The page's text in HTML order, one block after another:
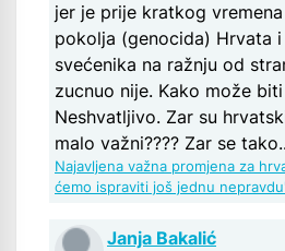
jer je prije kratkog
pokolja (genocida) Hrvata
svećenika na ražnju od
zucnuo nije. Kako može
Neshvatljivo. Zar su
malo važni???? Zar se
Najavljena važna promjena za
ćemo ispraviti još jednu
Janja Bakalić